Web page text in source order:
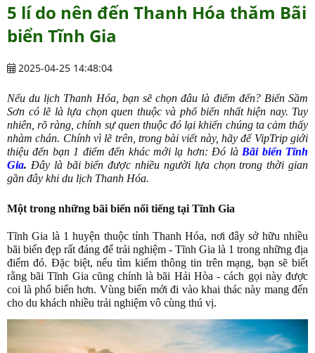
5 lí do nên đến Thanh Hóa thăm Bãi
biển Tĩnh Gia
2025-04-25 14:48:04
Nếu du lịch Thanh Hóa, bạn sẽ chọn đâu là điểm đến? Biển Sầm
Sơn có lẽ là lựa chọn quen thuộc và phổ biến nhất hiện nay. Tuy
nhiên, rõ ràng, chính sự quen thuộc đó lại khiến chúng ta cảm thấy
nhàm chán. Chính vì lẽ trên, trong bài viết này, hãy để VipTrip giới
thiệu đến bạn 1 điểm đến khác mới lạ hơn: Đó là Bãi biển Tĩnh
Gia. Đây là bãi biển được nhiều người lựa chọn trong thời gian
gần đây khi du lịch Thanh Hóa.
Một trong những bãi biển nổi tiếng tại Tĩnh Gia
Tĩnh Gia là 1 huyện thuộc tỉnh Thanh Hóa, nơi đây sở hữu nhiều
bãi biển đẹp rất đáng để trải nghiệm - Tĩnh Gia là 1 trong những địa
điểm đó. Đặc biệt, nếu tìm kiếm thông tin trên mạng, bạn sẽ biết
rằng bãi Tĩnh Gia cũng chính là bãi Hải Hòa - cách gọi này được
coi là phổ biến hơn. Vùng biển mới đi vào khai thác này mang đến
cho du khách nhiều trải nghiệm vô cùng thú vị.